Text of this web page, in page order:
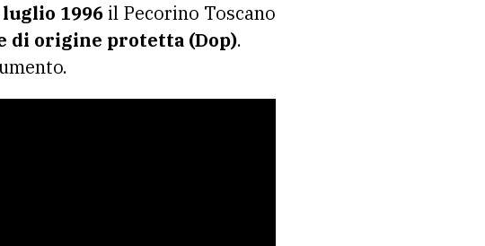
1996il Pecorino Toscano
di origine protetta (Dop).